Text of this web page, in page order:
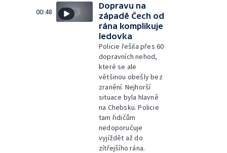
00:48
Dopravu na
západě Čech od
rána komplikuje
ledovka
Policie řešila přes 60
dopravních nehod,
které se ale
většinou obešly bez
zranění. Nejhorší
situace byla hlavně
na Chebsku. Policie
tam řidičům
nedoporučuje
vyjíždět až do
zítřejšího rána.